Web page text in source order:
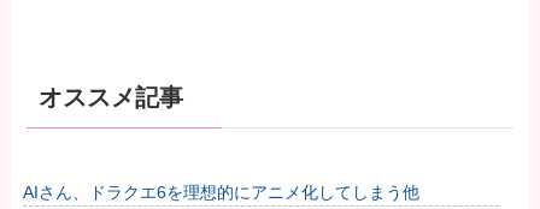
オススメ記事
AIさん、ドラクエ6を理想的にアニメ化してしまう他